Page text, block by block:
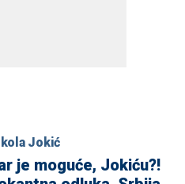
Jokić
je moguće, Jokiću?!